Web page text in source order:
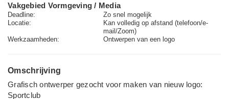
Vakgebied Vormgeving / Media
Deadline:
Zo snel mogelijk
Locatie:
Kan volledig op afstand (telefoon/e-
mail/Zoom)
Werkzaamheden:
Ontwerpen van een logo
Omschrijving
Grafisch ontwerper gezocht voor maken van nieuw logo:
Sportclub